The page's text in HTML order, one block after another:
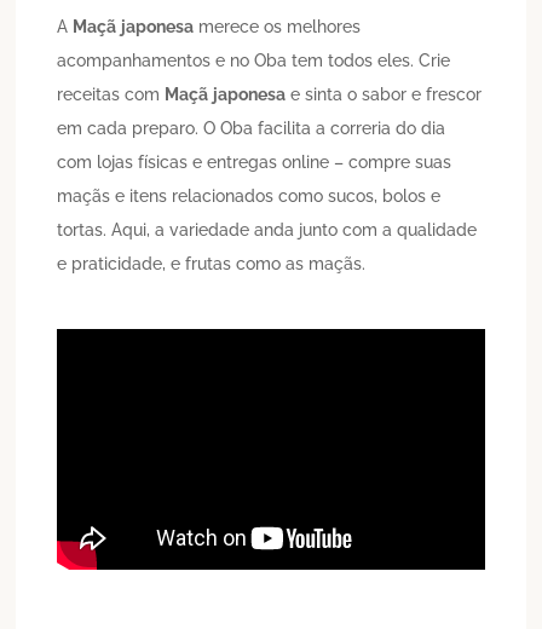
A Maçã japonesa merece os melhores
acompanhamentos e no Oba tem todos eles. Crie
receitas com Maçã japonesa e sinta o sabor e frescor
em cada preparo. O Oba facilita a correria do dia
com lojas físicas e entregas online – compre suas
maçãs e itens relacionados como sucos, bolos e
tortas. Aqui, a variedade anda junto com a qualidade
e praticidade, e frutas como as maçãs.